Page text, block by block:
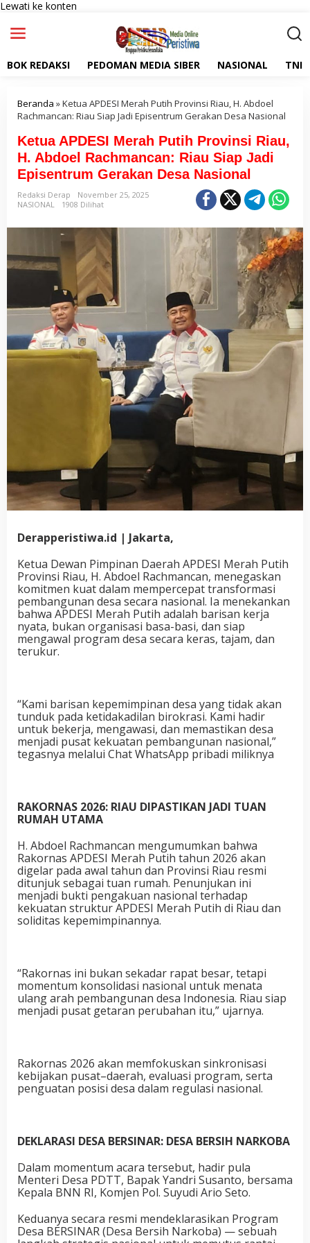
Lewati ke konten
BOK REDAKSI PEDOMAN MEDIA SIBER NASIONAL TNI
Beranda »Ketua APDESI Merah Putih Provinsi Riau, H. Abdoel
Rachmancan: Riau Siap Jadi Episentrum Gerakan Desa Nasional
Ketua APDESI Merah Putih Provinsi Riau,
H. Abdoel Rachmancan: Riau Siap Jadi
Episentrum Gerakan Desa Nasional
Redaksi Derap
November 25, 2025
NASIONAL
1908 Dilihat
Derapperistiwa.id | Jakarta,
Ketua Dewan Pimpinan Daerah APDESI Merah Putih
Provinsi Riau, H. Abdoel Rachmancan, menegaskan
komitmen kuat dalam mempercepat transformasi
pembangunan desa secara nasional. Ia menekankan
bahwa APDESI Merah Putih adalah barisan kerja
nyata, bukan organisasi basa-basi, dan siap
mengawal program desa secara keras, tajam, dan
terukur.
“Kami barisan kepemimpinan desa yang tidak akan
tunduk pada ketidakadilan birokrasi. Kami hadir
untuk bekerja, mengawasi, dan memastikan desa
menjadi pusat kekuatan pembangunan nasional,”
tegasnya melalui Chat WhatsApp pribadi miliknya
RAKORNAS 2026: RIAU DIPASTIKAN JADI TUAN
RUMAH UTAMA
H. Abdoel Rachmancan mengumumkan bahwa
Rakornas APDESI Merah Putih tahun 2026 akan
digelar pada awal tahun dan Provinsi Riau resmi
ditunjuk sebagai tuan rumah. Penunjukan ini
menjadi bukti pengakuan nasional terhadap
kekuatan struktur APDESI Merah Putih di Riau dan
soliditas kepemimpinannya.
“Rakornas ini bukan sekadar rapat besar, tetapi
momentum konsolidasi nasional untuk menata
ulang arah pembangunan desa Indonesia. Riau siap
menjadi pusat getaran perubahan itu,” ujarnya.
Rakornas 2026 akan memfokuskan sinkronisasi
kebijakan pusat–daerah, evaluasi program, serta
penguatan posisi desa dalam regulasi nasional.
DEKLARASI DESA BERSINAR: DESA BERSIH NARKOBA
Dalam momentum acara tersebut, hadir pula
Menteri Desa PDTT, Bapak Yandri Susanto, bersama
Kepala BNN RI, Komjen Pol. Suyudi Ario Seto.
Keduanya secara resmi mendeklarasikan Program
Desa BERSINAR (Desa Bersih Narkoba) — sebuah